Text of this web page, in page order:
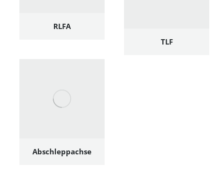
RLFA
TLF
Abschleppachse